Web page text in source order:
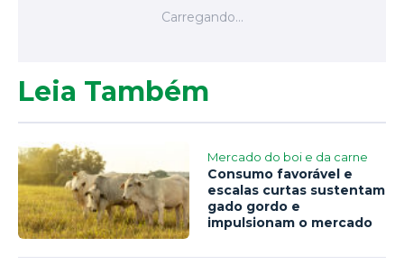
Leia Também
Mercado do boi e da carne
Consumo favorável e
escalas curtas sustentam
gado gordo e
impulsionam o mercado